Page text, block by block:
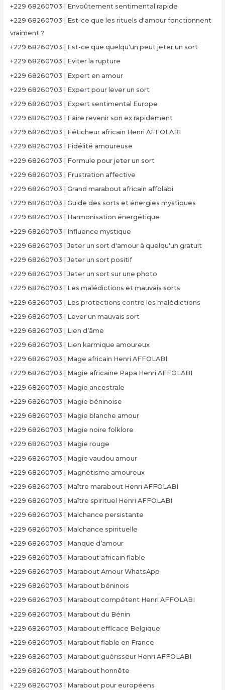
+229 68260703 | Envoûtement sentimental rapide
+229 68260703 | Est-ce que les rituels d'amour fonctionnent
vraiment ?
+229 68260703 | Est-ce que quelqu'un peut jeter un sort
+229 68260703 | Eviter la rupture
+229 68260703 | Expert en amour
+229 68260703 | Expert pour lever un sort
+229 68260703 | Expert sentimental Europe
+229 68260703 | Faire revenir son ex rapidement
+229 68260703 | Féticheur africain Henri AFFOLABI
+229 68260703 | Fidélité amoureuse
+229 68260703 | Formule pour jeter un sort
+229 68260703 | Frustration affective
+229 68260703 | Grand marabout africain affolabi
+229 68260703 | Guide des sorts et énergies mystiques
+229 68260703 | Harmonisation énergétique
+229 68260703 | Influence mystique
+229 68260703 | Jeter un sort d'amour à quelqu'un gratuit
+229 68260703 | Jeter un sort positif
+229 68260703 | Jeter un sort sur une photo
+229 68260703 | Les malédictions et mauvais sorts
+229 68260703 | Les protections contre les malédictions
+229 68260703 | Lever un mauvais sort
+229 68260703 | Lien d’âme
+229 68260703 | Lien karmique amoureux
+229 68260703 | Mage africain Henri AFFOLABI
+229 68260703 | Magie africaine Papa Henri AFFOLABI
+229 68260703 | Magie ancestrale
+229 68260703 | Magie béninoise
+229 68260703 | Magie blanche amour
+229 68260703 | Magie noire folklore
+229 68260703 | Magie rouge
+229 68260703 | Magie vaudou amour
+229 68260703 | Magnétisme amoureux
+229 68260703 | Maître marabout Henri AFFOLABI
+229 68260703 | Maître spirituel Henri AFFOLABI
+229 68260703 | Malchance persistante
+229 68260703 | Malchance spirituelle
+229 68260703 | Manque d’amour
+229 68260703 | Marabout africain fiable
+229 68260703 | Marabout Amour WhatsApp
+229 68260703 | Marabout béninois
+229 68260703 | Marabout compétent Henri AFFOLABI
+229 68260703 | Marabout du Bénin
+229 68260703 | Marabout efficace Belgique
+229 68260703 | Marabout fiable en France
+229 68260703 | Marabout guérisseur Henri AFFOLABI
+229 68260703 | Marabout honnête
+229 68260703 | Marabout pour européens